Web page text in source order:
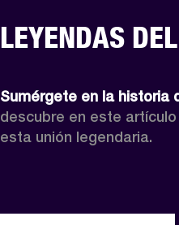
LEYENDAS
Sumérgete en la historia
descubre en este
esta unión legendaria.